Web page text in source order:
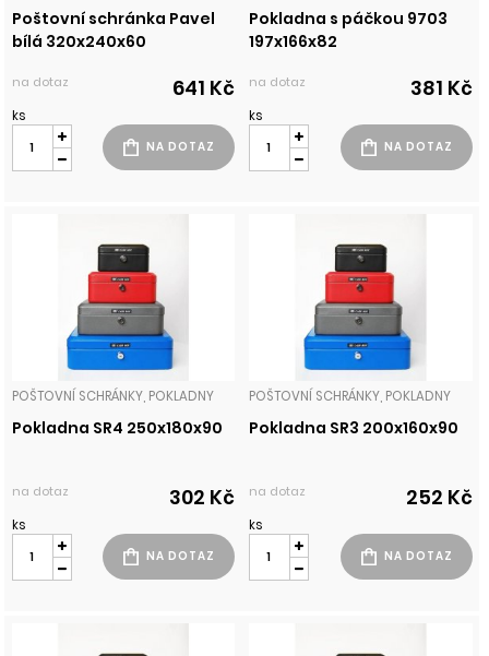
Poštovní schránka Pavel
bílá 320x240x60
na dotaz 641 Kč
ks
Pokladna s páčkou 9703
197x166x82
na dotaz 381 Kč
ks
POŠTOVNÍ SCHRÁNKY, POKLADNY
Pokladna SR4 250x180x90
na dotaz 302 Kč
ks
POŠTOVNÍ SCHRÁNKY, POKLADNY
Pokladna SR3 200x160x90
na dotaz 252 Kč
ks